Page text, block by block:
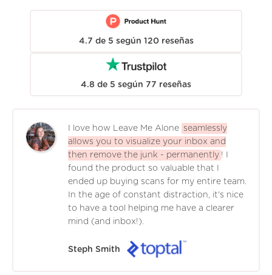
4.7 de 5 según 120 reseñas
4.8 de 5 según 77 reseñas
I love how Leave Me Alone seamlessly
allows you to visualize your inbox and
then remove the junk - permanently ! I
found the product so valuable that I
ended up buying scans for my entire team.
In the age of constant distraction, it's nice
to have a tool helping me have a clearer
mind (and inbox!).
Steph Smith